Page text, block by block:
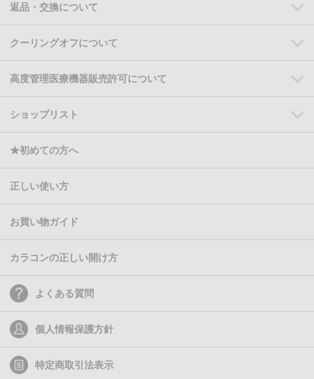
返品・交換について
クーリングオフについて
高度管理医療機器販売許可について
ショップリスト
★初めての方へ
正しい使い方
お買い物ガイド
カラコンの正しい開け方
よくある質問
個人情報保護方針
特定商取引法表示